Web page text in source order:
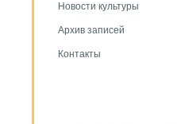
Новости культуры
Архив записей
Контакты